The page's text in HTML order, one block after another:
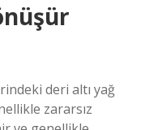
deri altı yağ
zararsız